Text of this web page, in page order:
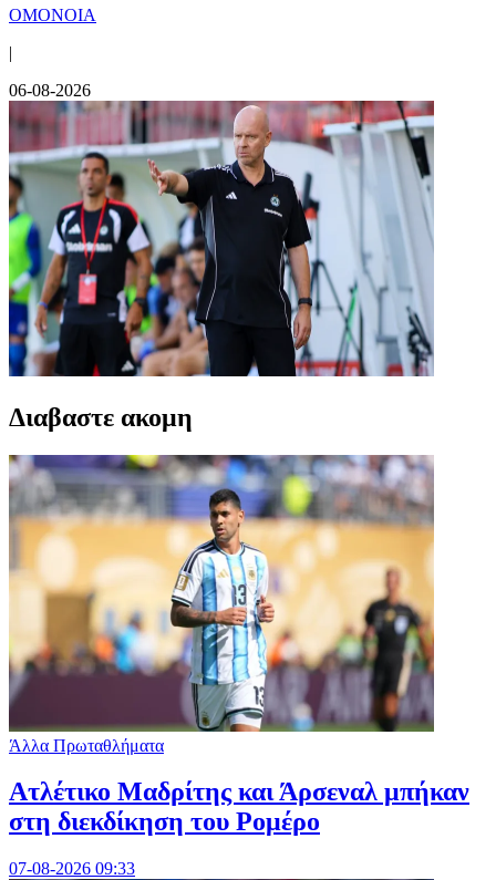
ΟΜΟΝΟΙΑ
|
06-08-2026
Διαβαστε ακομη
Άλλα Πρωταθλήματα
Ατλέτικο Μαδρίτης και Άρσεναλ μπήκαν
στη διεκδίκηση του Ρομέρο
07-08-2026 09:33